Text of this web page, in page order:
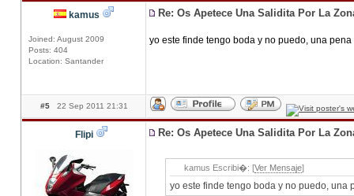
kamus
Joined: August 2009
Posts: 404
Location: Santander
Re: Os Apetece Una Salidita Por La
yo este finde tengo boda y no puedo, una
#5 22 Sep 2011 21:31
Flipi Re: Os Apetece Una Salidita Por La
kamus Escribi�: [Ver Mensaje]
yo este finde tengo boda y no puedo, una